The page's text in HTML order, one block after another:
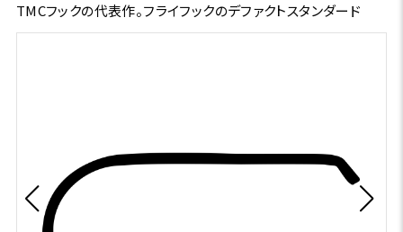
TMCフックの代表作。フライフックのデファクトスタンダード